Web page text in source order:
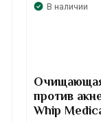
В наличии
против
Whip